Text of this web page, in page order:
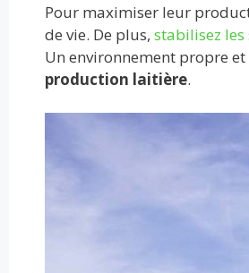
Pour maximiser leur
de vie. De plus, stabilisez les
Un environnement propre
production laitière.